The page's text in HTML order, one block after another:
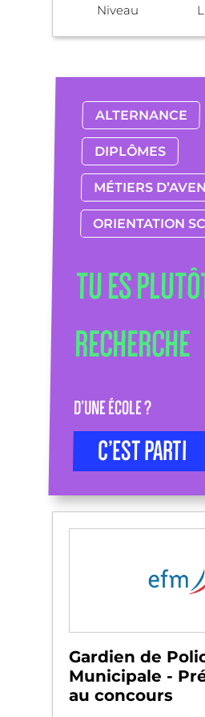
Niveau
ALTERNANCE
DIPLÔMES
MÉTIERS
ORIENTATION
TU ES
RECHERCHE
D’UNE ÉCOLE ?
C’EST PARTI
Gardien de
Municipale -
au concours